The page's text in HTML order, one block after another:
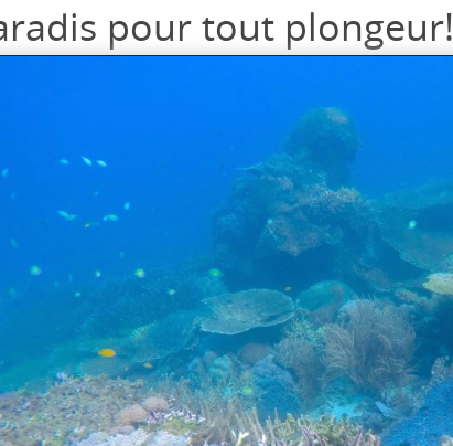
pour tout plongeur!